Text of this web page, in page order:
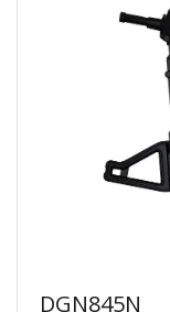
DGN845N